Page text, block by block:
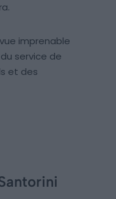
imprenable
service de
et des